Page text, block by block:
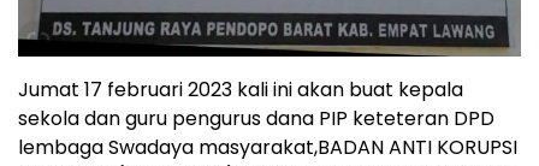
Jumat 17 februari 2023 kali ini akan buat kepala
sekola dan guru pengurus dana PIP keteteran DPD
lembaga Swadaya masyarakat,BADAN ANTI KORUPSI